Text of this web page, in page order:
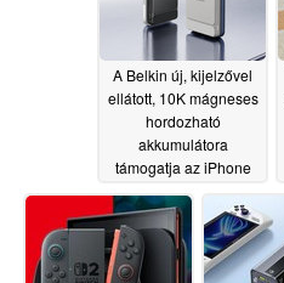
A Belkin új, kijelzővel
ellátott, 10K mágneses
hordozható
akkumulátora
támogatja az iPhone
25 W-os Qi2-es töltését
06/25/2026